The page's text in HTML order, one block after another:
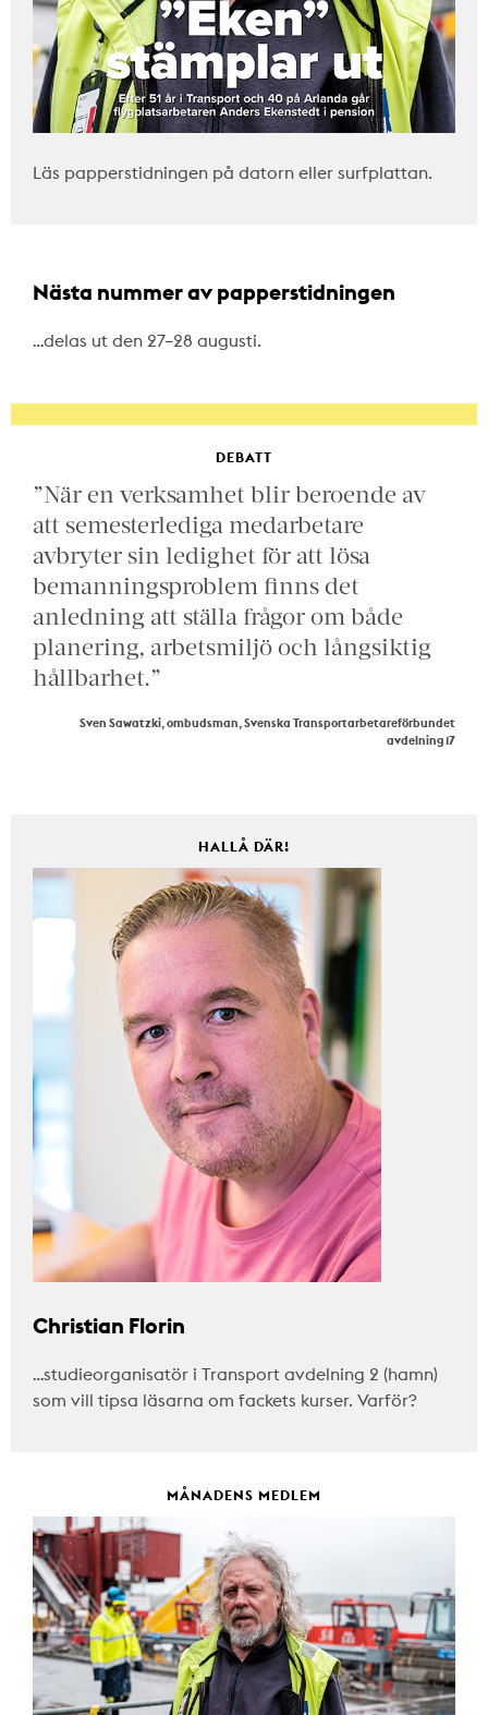
Läs papperstidningen på datorn eller surfplattan.
Nästa nummer av papperstidningen
…delas ut den 27–28 augusti.
DEBATT
”När en verksamhet blir beroende av
att semesterlediga medarbetare
avbryter sin ledighet för att lösa
bemanningsproblem finns det
anledning att ställa frågor om både
planering, arbetsmiljö och långsiktig
hållbarhet.”
Sven Sawatzki, ombudsman, Svenska Transportarbetareförbundet
avdelning 17
HALLÅ DÄR!
Christian Florin
…studieorganisatör i Transport avdelning 2 (hamn)
som vill tipsa läsarna om fackets kurser. Varför?
MÅNADENS MEDLEM